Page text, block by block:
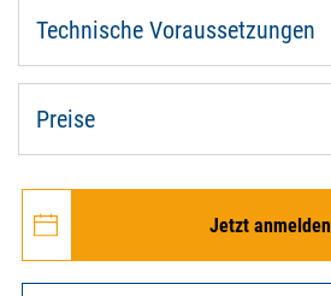
Technische Voraussetzungen
Preise
Jetzt anmelden